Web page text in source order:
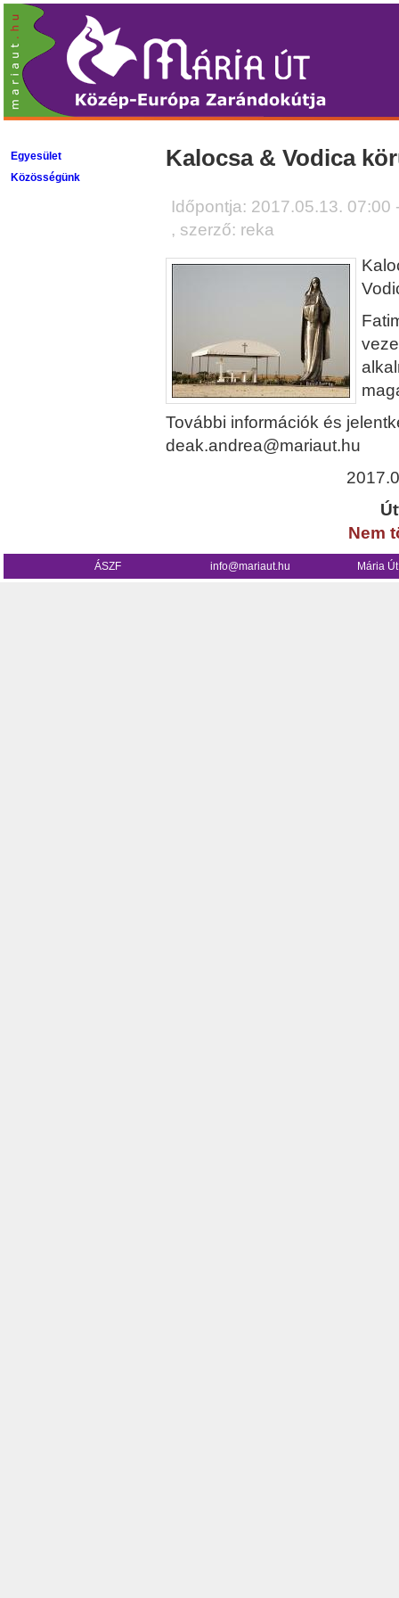
Egyesület
Közösségünk
Kalocsa & Vodica
Időpontja: 2017.05.13. 07:00
, szerző: reka
További információk és
deak.andrea@mariaut.hu
Nem
ÁSZF info@mariaut.hu Mária